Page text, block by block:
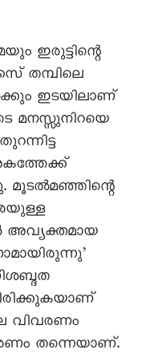
ഇരുട്ടിന്റെ
തമ്പിലെ
ഇടയിലാണ്
മനസ്സുനിറയെ
മൂടൽമഞ്ഞിന്റെ
അവ്യക്തമായ
വിവരണം
തന്നെയാണ്.